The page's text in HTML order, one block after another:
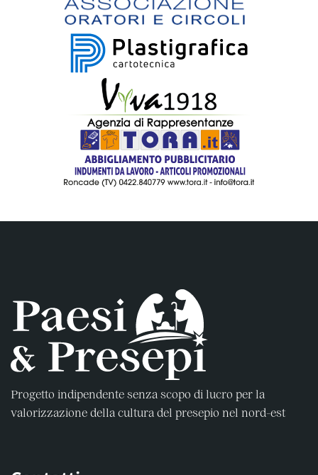
Progetto indipendente senza scopo di lucro per la
valorizzazione della cultura del presepio nel nord-est